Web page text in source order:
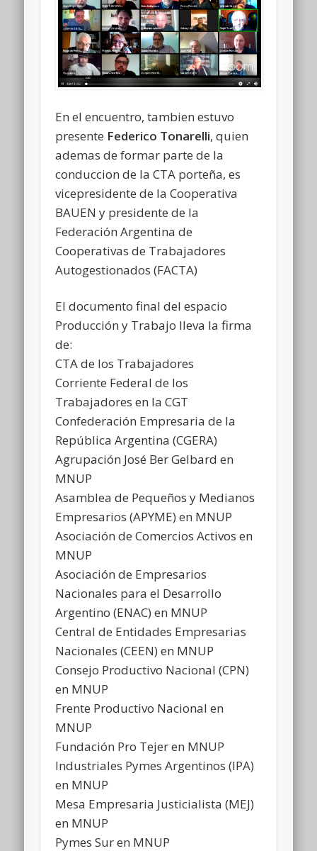
En el encuentro, tambien estuvo
presente Federico Tonarelli, quien
ademas de formar parte de la
conduccion de la CTA porteña, es
vicepresidente de la Cooperativa
BAUEN y presidente de la
Federación Argentina de
Cooperativas de Trabajadores
Autogestionados (FACTA)
El documento final del espacio
Producción y Trabajo lleva la firma
de:
CTA de los Trabajadores
Corriente Federal de los
Trabajadores en la CGT
Confederación Empresaria de la
República Argentina (CGERA)
Agrupación José Ber Gelbard en
MNUP
Asamblea de Pequeños y Medianos
Empresarios (APYME) en MNUP
Asociación de Comercios Activos en
MNUP
Asociación de Empresarios
Nacionales para el Desarrollo
Argentino (ENAC) en MNUP
Central de Entidades Empresarias
Nacionales (CEEN) en MNUP
Consejo Productivo Nacional (CPN)
en MNUP
Frente Productivo Nacional en
MNUP
Fundación Pro Tejer en MNUP
Industriales Pymes Argentinos (IPA)
en MNUP
Mesa Empresaria Justicialista (MEJ)
en MNUP
Pymes Sur en MNUP